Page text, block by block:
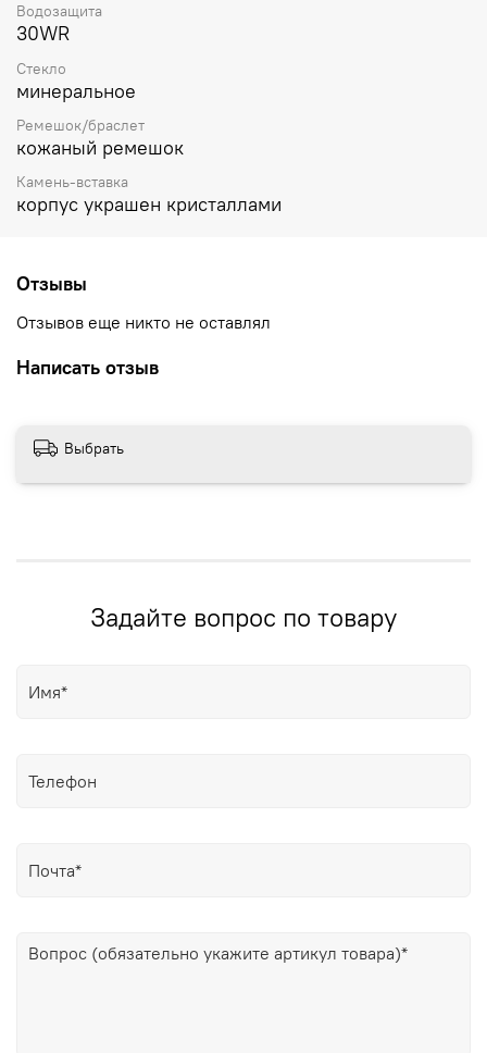
Водозащита
30WR
Стекло
минеральное
Ремешок/браслет
кожаный ремешок
Камень-вставка
корпус украшен кристаллами
Отзывы
Отзывов еще никто не оставлял
Написать отзыв
Выбрать
Задайте вопрос по товару